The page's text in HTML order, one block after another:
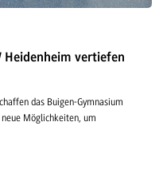
Heidenheim vertiefen
das Buigen-Gymnasium
Möglichkeiten, um